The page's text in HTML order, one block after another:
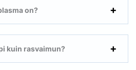
on?
kuin rasvaimun?